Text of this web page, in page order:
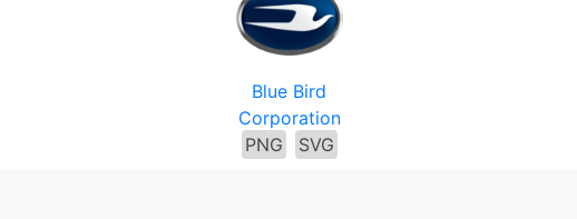
Blue Bird
Corporation
PNG
SVG